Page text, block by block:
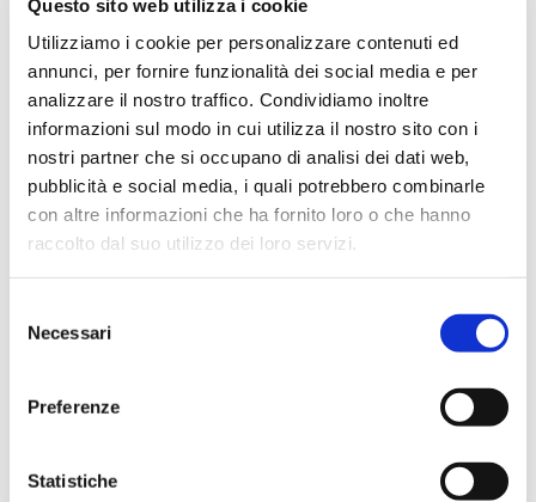
Questo sito web utilizza i cookie
Utilizziamo i cookie per personalizzare contenuti ed
annunci, per fornire funzionalità dei social media e per
analizzare il nostro traffico. Condividiamo inoltre
informazioni sul modo in cui utilizza il nostro sito con i
nostri partner che si occupano di analisi dei dati web,
pubblicità e social media, i quali potrebbero combinarle
con altre informazioni che ha fornito loro o che hanno
raccolto dal suo utilizzo dei loro servizi.
delNecessari
Preferenze
Statistiche
Drag & Drop Files, Choose Files to Upload
.zip o .pdf peso massimo 4MB
Messaggio*
r